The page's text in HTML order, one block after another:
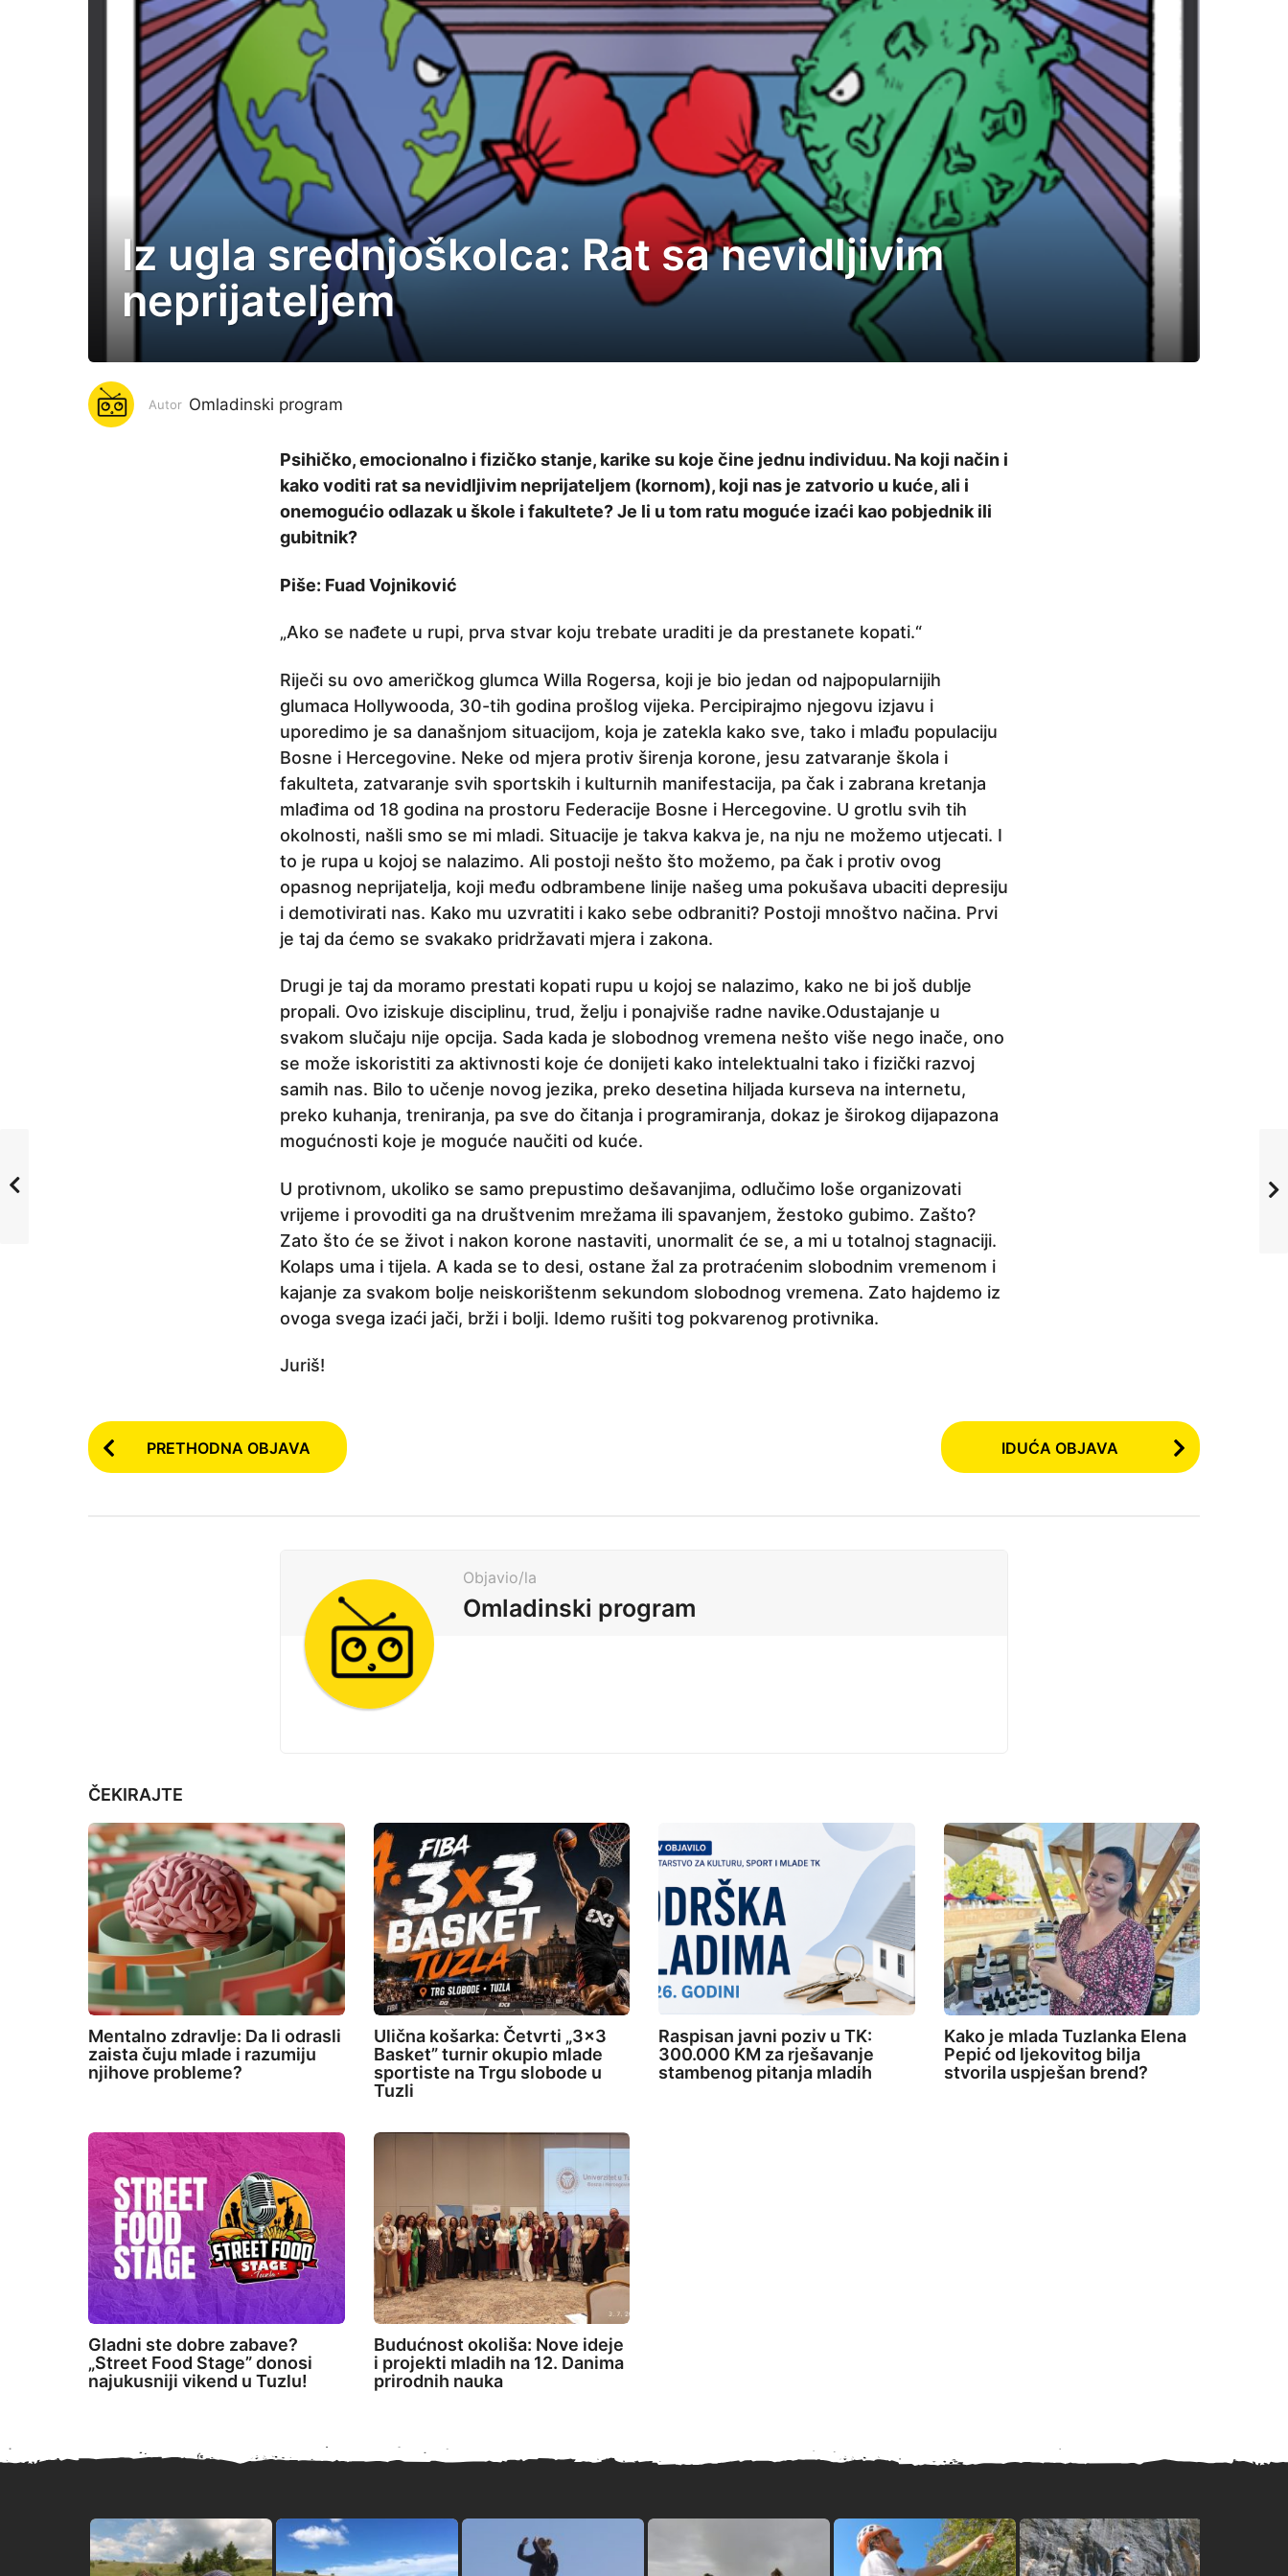
6
g
o
d
a
p
Iz ugla srednjoškolca: Rat sa nevidljivim
neprijateljem
Autor Omladinski program
Psihičko, emocionalno i fizičko stanje, karike su koje čine jednu individuu. Na koji način i
kako voditi rat sa nevidljivim neprijateljem (kornom), koji nas je zatvorio u kuće, ali i
onemogućio odlazak u škole i fakultete? Je li u tom ratu moguće izaći kao pobjednik ili
gubitnik?
Piše: Fuad Vojniković
„Ako se nađete u rupi, prva stvar koju trebate uraditi je da prestanete kopati.“
Riječi su ovo američkog glumca Willa Rogersa, koji je bio jedan od najpopularnijih
glumaca Hollywooda, 30-tih godina prošlog vijeka. Percipirajmo njegovu izjavu i
uporedimo je sa današnjom situacijom, koja je zatekla kako sve, tako i mlađu populaciju
Bosne i Hercegovine. Neke od mjera protiv širenja korone, jesu zatvaranje škola i
fakulteta, zatvaranje svih sportskih i kulturnih manifestacija, pa čak i zabrana kretanja
mlađima od 18 godina na prostoru Federacije Bosne i Hercegovine. U grotlu svih tih
okolnosti, našli smo se mi mladi. Situacije je takva kakva je, na nju ne možemo utjecati. I
to je rupa u kojoj se nalazimo. Ali postoji nešto što možemo, pa čak i protiv ovog
opasnog neprijatelja, koji među odbrambene linije našeg uma pokušava ubaciti depresiju
i demotivirati nas. Kako mu uzvratiti i kako sebe odbraniti? Postoji mnoštvo načina. Prvi
je taj da ćemo se svakako pridržavati mjera i zakona.
Drugi je taj da moramo prestati kopati rupu u kojoj se nalazimo, kako ne bi još dublje
propali. Ovo iziskuje disciplinu, trud, želju i ponajviše radne navike.Odustajanje u
svakom slučaju nije opcija. Sada kada je slobodnog vremena nešto više nego inače, ono
se može iskoristiti za aktivnosti koje će donijeti kako intelektualni tako i fizički razvoj
samih nas. Bilo to učenje novog jezika, preko desetina hiljada kurseva na internetu,
preko kuhanja, treniranja, pa sve do čitanja i programiranja, dokaz je širokog dijapazona
mogućnosti koje je moguće naučiti od kuće.
U protivnom, ukoliko se samo prepustimo dešavanjima, odlučimo loše organizovati
vrijeme i provoditi ga na društvenim mrežama ili spavanjem, žestoko gubimo. Zašto?
Zato što će se život i nakon korone nastaviti, unormalit će se, a mi u totalnoj stagnaciji.
Kolaps uma i tijela. A kada se to desi, ostane žal za protraćenim slobodnim vremenom i
kajanje za svakom bolje neiskorištenm sekundom slobodnog vremena. Zato hajdemo iz
ovoga svega izaći jači, brži i bolji. Idemo rušiti tog pokvarenog protivnika.
Juriš!
P
o
t
i
o
n
PRETHODNA OBJAVA IDUĆA OBJAVA
Objavio/la
Omladinski program
ČEKIRAJTE
Mentalno zdravlje: Da li odrasli
zaista čuju mlade i razumiju
njihove probleme?
Ulična košarka: Četvrti „3×3
Basket” turnir okupio mlade
sportiste na Trgu slobode u
Tuzli
Raspisan javni poziv u TK:
300.000 KM za rješavanje
stambenog pitanja mladih
Kako je mlada Tuzlanka Elena
Pepić od ljekovitog bilja
stvorila uspješan brend?
Gladni ste dobre zabave?
„Street Food Stage” donosi
najukusniji vikend u Tuzlu!
Budućnost okoliša: Nove ideje
i projekti mladih na 12. Danima
prirodnih nauka